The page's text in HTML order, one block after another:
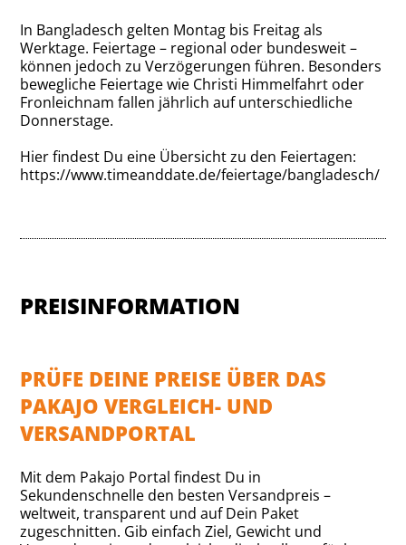
In Bangladesch gelten Montag bis Freitag als
Werktage. Feiertage – regional oder bundesweit –
können jedoch zu Verzögerungen führen. Besonders
bewegliche Feiertage wie Christi Himmelfahrt oder
Fronleichnam fallen jährlich auf unterschiedliche
Donnerstage.
Hier findest Du eine Übersicht zu den Feiertagen:
https://www.timeanddate.de/feiertage/bangladesch/
PREISINFORMATION
PRÜFE DEINE PREISE ÜBER DAS
PAKAJO VERGLEICH- UND
VERSANDPORTAL
Mit dem Pakajo Portal findest Du in
Sekundenschnelle den besten Versandpreis –
weltweit, transparent und auf Dein Paket
zugeschnitten. Gib einfach Ziel, Gewicht und